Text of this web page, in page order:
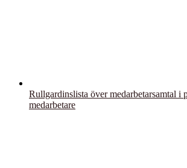
Rullgardinslista över medarbetarsamtal i
medarbetare